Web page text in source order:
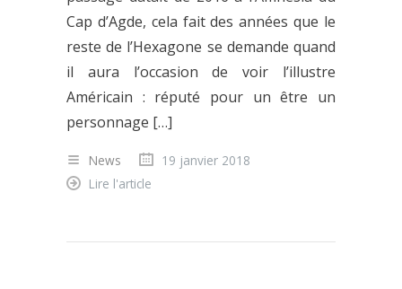
Cap d’Agde, cela fait des années que le
reste de l’Hexagone se demande quand
il aura l’occasion de voir l’illustre
Américain : réputé pour un être un
personnage […]
News
19 janvier 2018
Lire l'article